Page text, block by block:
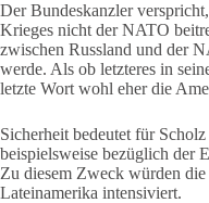
Der Bundeskanzler
Krieges nicht der NATO
zwischen Russland und der
werde. Als ob letzteres in
letzte Wort wohl eher die
Sicherheit bedeutet für
beispielsweise bezüglich der
Zu diesem Zweck würden
Lateinamerika intensiviert.